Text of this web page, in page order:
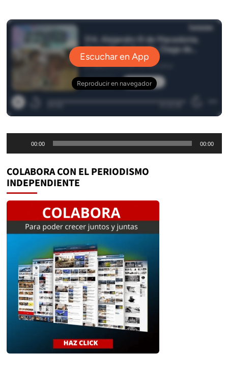
Reproductor
de
audio
00:00 00:00
COLABORA CON EL PERIODISMO
INDEPENDIENTE